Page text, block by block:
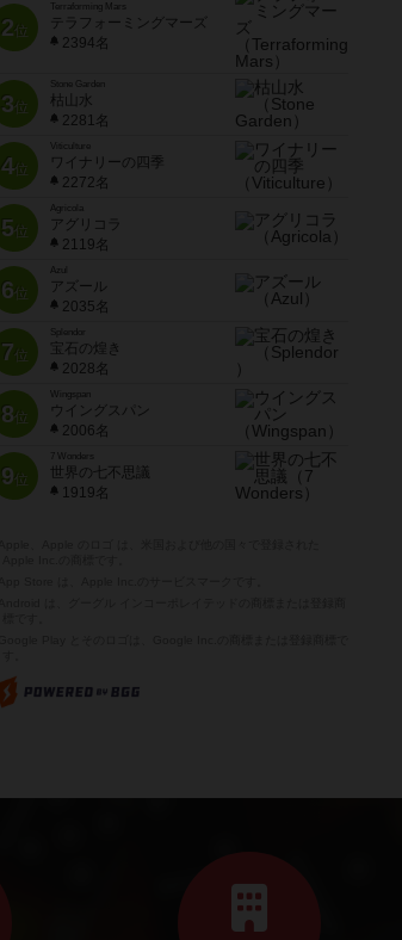
2位
Terraforming Mars
テラフォーミングマーズ
2394名
3位
Stone Garden
枯山水
2281名
4位
Viticulture
ワイナリーの四季
2272名
5位
Agricola
アグリコラ
2119名
6位
Azul
アズール
2035名
7位
宝石の煌き
2028名
8位
Wingspan
ウイングスパン
2006名
9位
7 Wonders
世界の七不思議
1919名